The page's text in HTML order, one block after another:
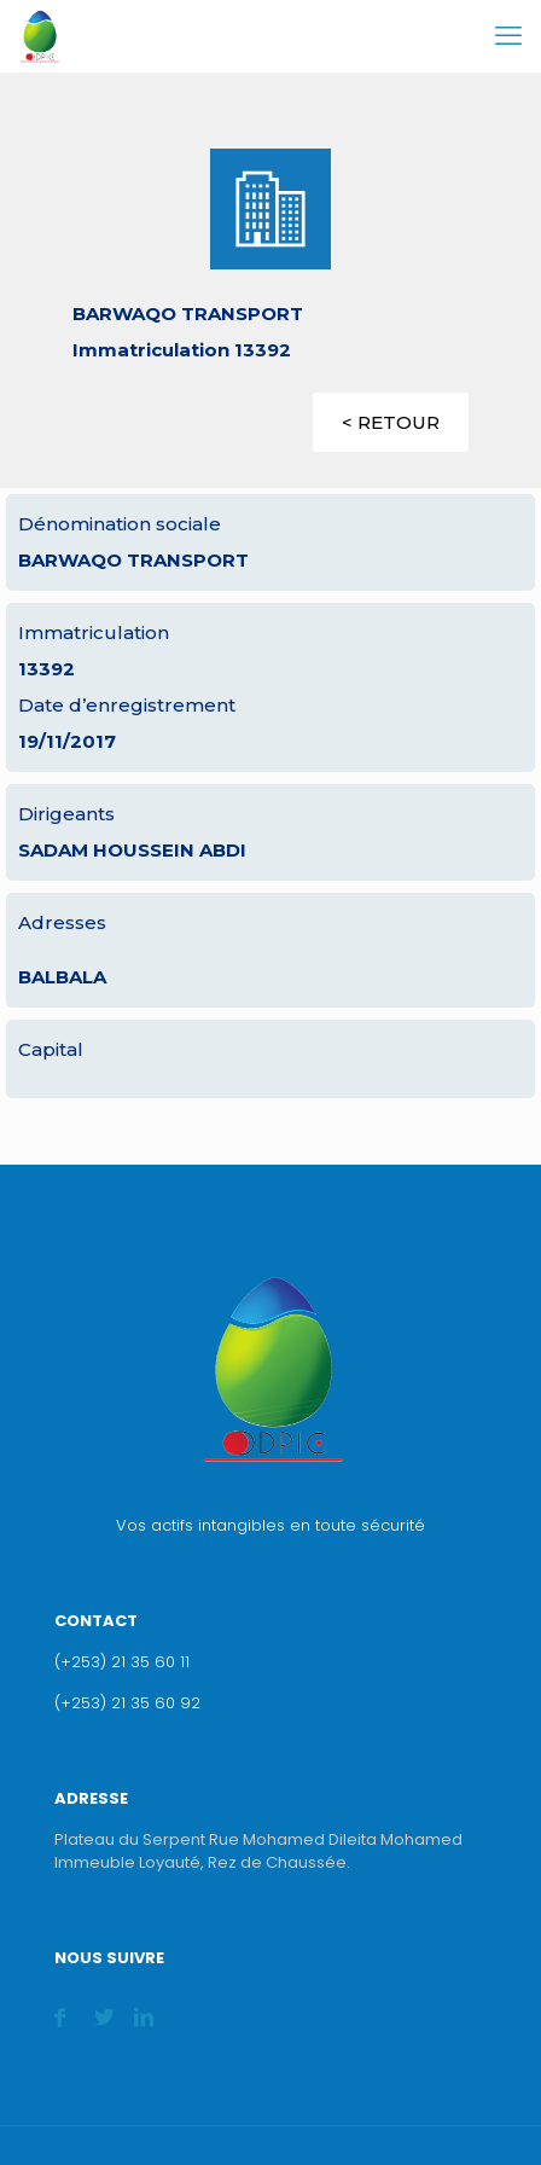
BARWAQO TRANSPORT
Immatriculation 13392
< RETOUR
Dénomination sociale
BARWAQO TRANSPORT
Immatriculation
13392
Date d’enregistrement
19/11/2017
Dirigeants
SADAM HOUSSEIN ABDI
Adresses
BALBALA
Capital
Vos actifs intangibles en toute sécurité
CONTACT
(+253) 21 35 60 11
(+253) 21 35 60 92
ADRESSE
Plateau du Serpent Rue Mohamed Dileita Mohamed
Immeuble Loyauté, Rez de Chaussée.
NOUS SUIVRE